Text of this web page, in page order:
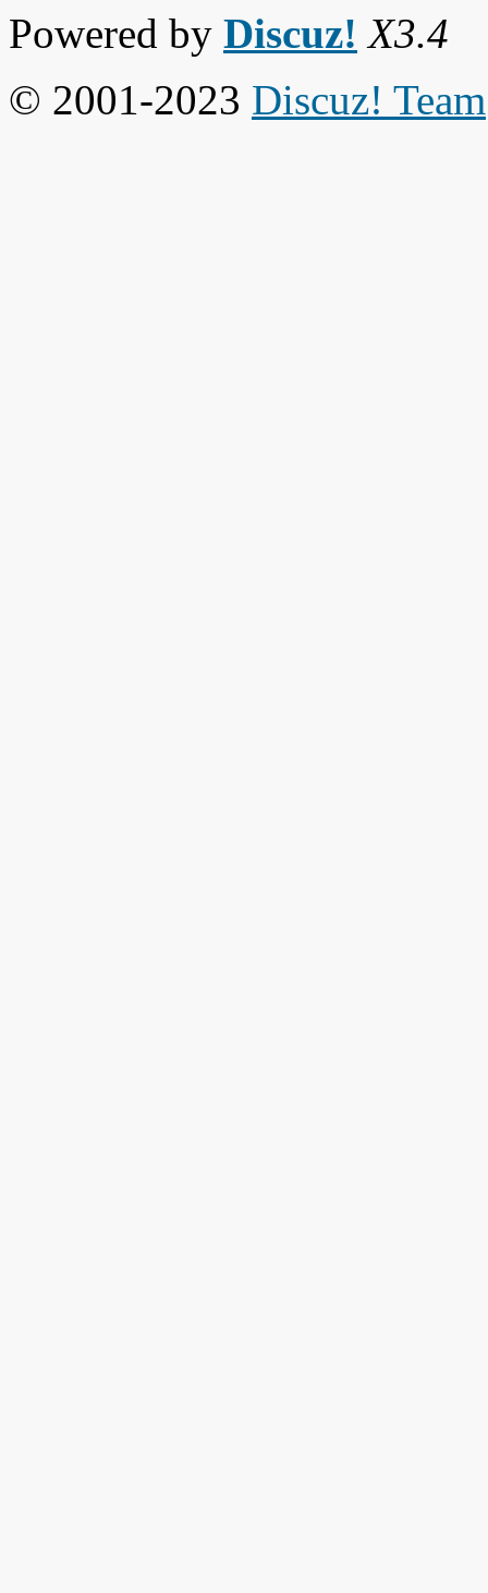
Powered by Discuz! X3.4
© 2001-2023 Discuz! Team